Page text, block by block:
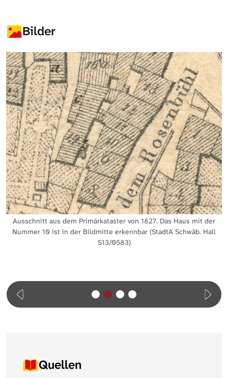
Bilder
Ausschnitt aus dem Primärkataster von 1827. Das Haus mit der
Nummer 10 ist in der Bildmitte erkennbar (StadtA Schwäb. Hall
S13/0583)
Quellen